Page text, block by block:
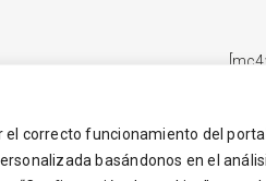
correcto funcionamiento del
basándonos en el
© Copyright